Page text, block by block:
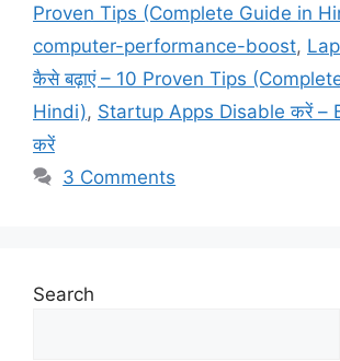
e
g
o
r
s
s
Proven Tips (Complete Guide in
computer-performance-boost,
कैसे बढ़ाएं – 10 Proven Tips
Hindi), Startup Apps Disable करें –
करें
3 Comments
Search